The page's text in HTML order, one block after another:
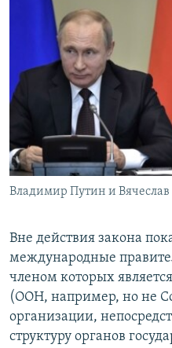
Владимир Путин и Вячеслав
Вне действия закона
международные
членом которых
(ООН, например, но не
организации,
структуру органов